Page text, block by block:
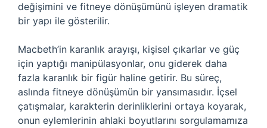
değişimini ve fitneye dönüşümünü işleyen dramatik
bir yapı ile gösterilir.
Macbeth’in karanlık arayışı, kişisel çıkarlar ve güç
için yaptığı manipülasyonlar, onu giderek daha
fazla karanlık bir figür haline getirir. Bu süreç,
aslında fitneye dönüşümün bir yansımasıdır. İçsel
çatışmalar, karakterin derinliklerini ortaya koyarak,
onun eylemlerinin ahlaki boyutlarını sorgulamamıza